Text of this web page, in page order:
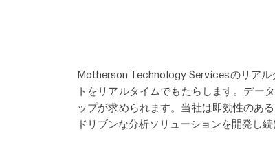
Motherson Technology Servicesのリア
トをリアルタイムでもたらします。デー
ップが求められます。当社は即効性のあ
ドリブンな分析ソリューションを開発し